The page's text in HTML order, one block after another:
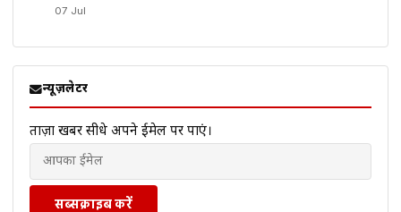
07 Jul
न्यूज़लेटर
ताज़ा खबरें सीधे अपने ईमेल पर पाएं।
सब्सक्राइब करें